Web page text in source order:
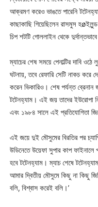
আক্রমণ করেও ভাঙতে পারেনি
কাছাকাছি গিয়েছিলেন রাসমুস
চিপ শটটি গোললাইন থেকে
ম্যাচের শেষ সময়ে পেনাল্টির দাবি
ঘটনায়, তবে রেফারি সেটি নাকচ করে
করেন ভিকারিও। শেষ পর্যন্ত
টটেনহ্যাম। এই জয় তাদের ইউরোপা
এবং ১৯৮৪ সালে এই প্রতিযোগিতা
এই জয়ে দুই মৌসুমের বিরতির পর
উডিনেতে উয়েফা সুপার কাপ ফাইনালে
হবে টটেনহ্যাম। ম্যাচ শেষে
আমার দ্বিতীয় মৌসুমে কিছু না কিছু
বলি, বিশ্বাস করেই বলি।’